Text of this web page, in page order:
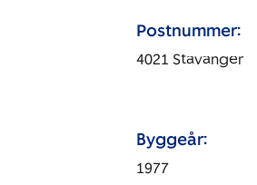
Postnummer:
4021 Stavanger
Byggeår:
1977